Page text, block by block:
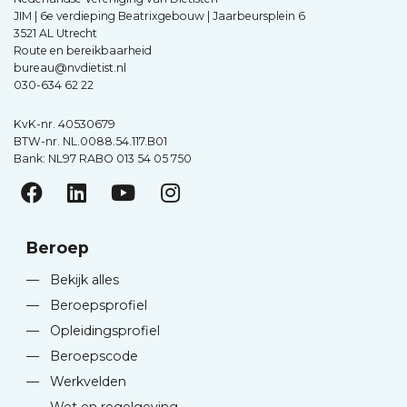
JIM | 6e verdieping Beatrixgebouw | Jaarbeursplein 6
3521 AL Utrecht
Route en bereikbaarheid
bureau@nvdietist.nl
030-634 62 22
KvK-nr. 40530679
BTW-nr. NL.0088.54.117.B01
Bank: NL97 RABO 013 54 05 750
Beroep
—
Bekijk alles
—
Beroepsprofiel
—
Opleidingsprofiel
—
Beroepscode
—
Werkvelden